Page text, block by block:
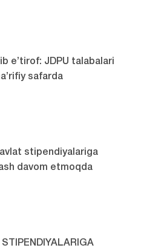
e’tirof: JDPU talabalari
safarda
stipendiyalariga
davom etmoqda